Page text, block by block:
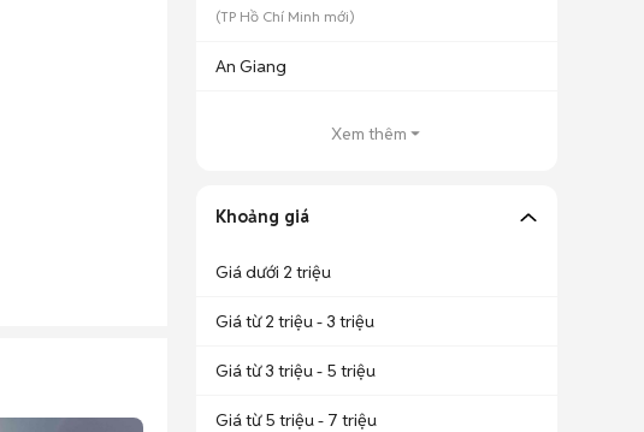
(TP Hồ Chí Minh mới)
An Giang
Xem thêm
Khoảng giá
Giá dưới 2 triệu
Giá từ 2 triệu - 3 triệu
Giá từ 3 triệu - 5 triệu
Giá từ 5 triệu - 7 triệu